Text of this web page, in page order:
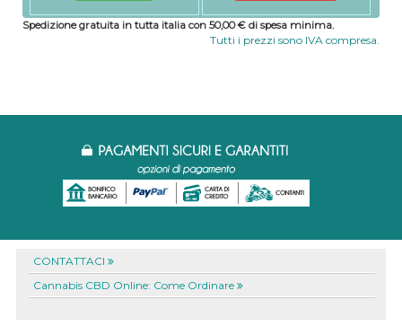
Spedizione gratuita in tutta italia con 50,00 € di spesa minima.
Tutti i prezzi sono IVA compresa.
CONTATTACI
Cannabis CBD Online: Come Ordinare